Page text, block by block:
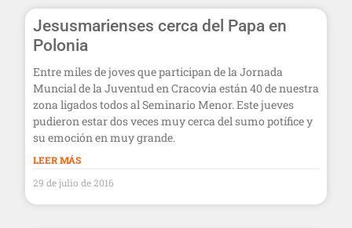
Jesusmarienses cerca del Papa en
Polonia
Entre miles de joves que participan de la Jornada
Muncial de la Juventud en Cracovia están 40 de nuestra
zona ligados todos al Seminario Menor. Este jueves
pudieron estar dos veces muy cerca del sumo potífice y
su emoción en muy grande.
LEER MÁS
29 de julio de 2016